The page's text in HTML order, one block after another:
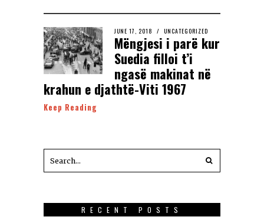
JUNE 17, 2018 UNCATEGORIZED
Mëngjesi i parë kur
Suedia filloi t’i
ngasë makinat në
krahun e djathtë-Viti 1967
Keep Reading
RECENT POSTS